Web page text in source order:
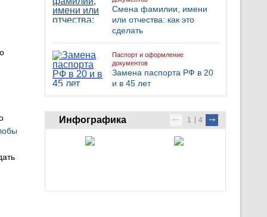
Смена фамилии, имени
или отчества: как это
сделать
Паспорт и оформление
документов
Замена паспорта РФ в 20
и в 45 лет
Инфографика 1 4